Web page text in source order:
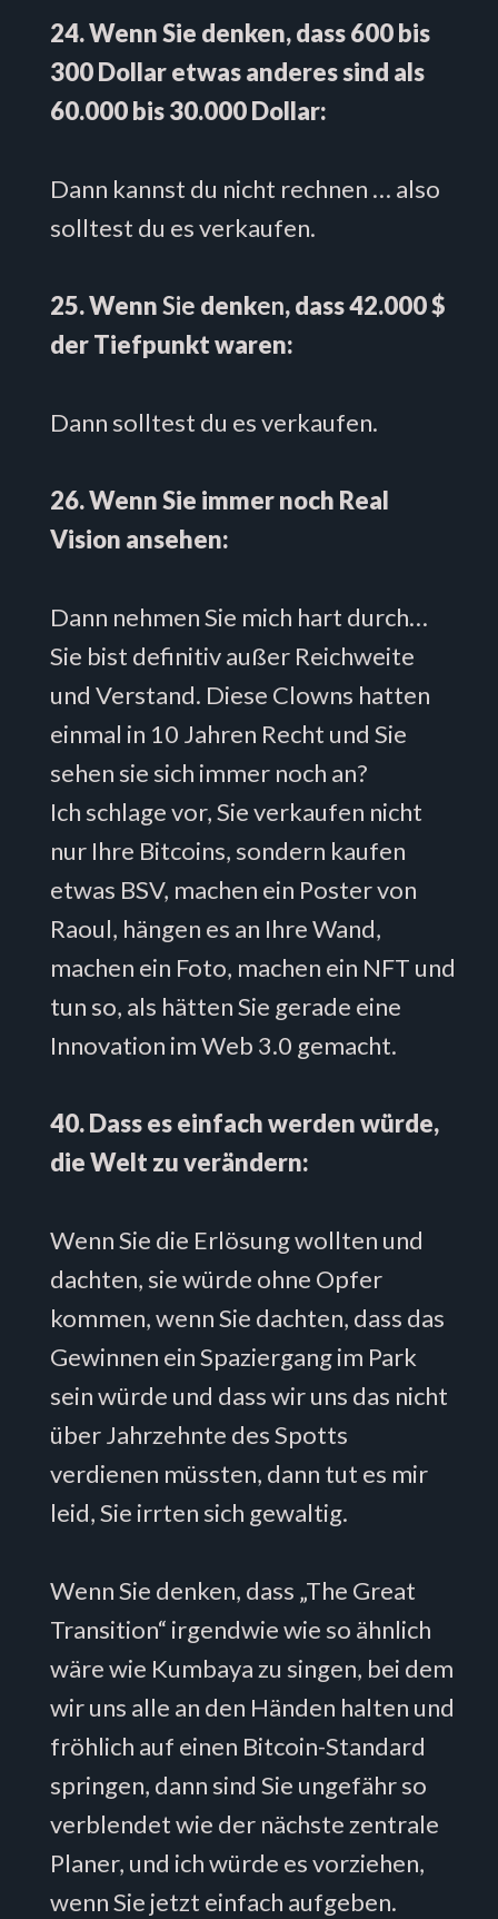
24. Wenn Sie denken, dass 600 bis
300 Dollar etwas anderes sind als
60.000 bis 30.000 Dollar:
Dann kannst du nicht rechnen … also
solltest du es verkaufen.
25. WennSie denken, dass 42.000 $
der Tiefpunkt waren:
Dann solltest du es verkaufen.
26. Wenn Sie immer noch Real
Vision ansehen:
Dann nehmen Sie mich hart durch…
Sie bist definitiv außer Reichweite
und Verstand. Diese Clowns hatten
einmal in 10 Jahren Recht und Sie
sehen sie sich immer noch an?
Ich schlage vor, Sie verkaufen nicht
nur Ihre Bitcoins, sondern kaufen
etwas BSV, machen ein Poster von
Raoul, hängen es an Ihre Wand,
machen ein Foto, machen ein NFT und
tun so, als hätten Sie gerade eine
Innovation im Web 3.0 gemacht.
40. Dass es einfach werden würde,
die Welt zu verändern:
Wenn Sie die Erlösung wollten und
dachten, sie würde ohne Opfer
kommen, wenn Sie dachten, dass das
Gewinnen ein Spaziergang im Park
sein würde und dass wir uns das nicht
über Jahrzehnte des Spotts
verdienen müssten, dann tut es mir
leid, Sie irrten sich gewaltig.
Wenn Sie denken, dass „The Great
Transition“ irgendwie wie so ähnlich
wäre wie Kumbaya zu singen, bei dem
wir uns alle an den Händen halten und
fröhlich auf einen Bitcoin-Standard
springen, dann sind Sie ungefähr so ​​​​
verblendet wie der nächste zentrale
Planer, und ich würde es vorziehen,
wenn Sie jetzt einfach aufgeben.